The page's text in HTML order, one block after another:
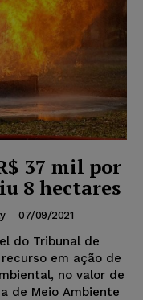
37 mil por
8 hectares
- 07/09/2021
do Tribunal de
em ação de
no valor de
de Meio Ambiente